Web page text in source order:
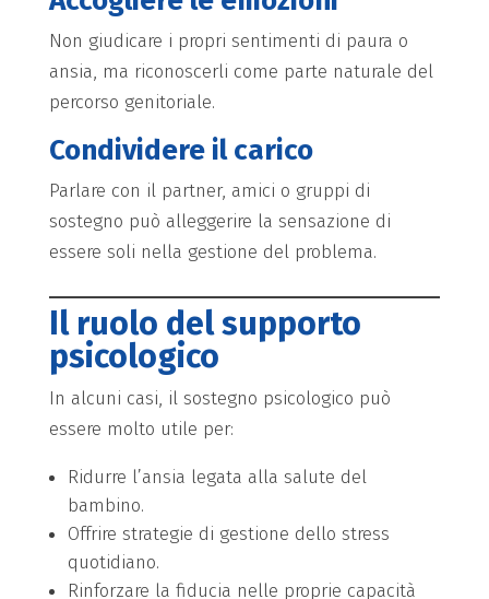
Non giudicare i propri sentimenti di paura o
ansia, ma riconoscerli come parte naturale del
percorso genitoriale.
Condividere il carico
Parlare con il partner, amici o gruppi di
sostegno può alleggerire la sensazione di
essere soli nella gestione del problema.
Il ruolo del supporto
psicologico
In alcuni casi, il sostegno psicologico può
essere molto utile per:
Ridurre l’ansia legata alla salute del
bambino.
Offrire strategie di gestione dello stress
quotidiano.
Rinforzare la fiducia nelle proprie capacità